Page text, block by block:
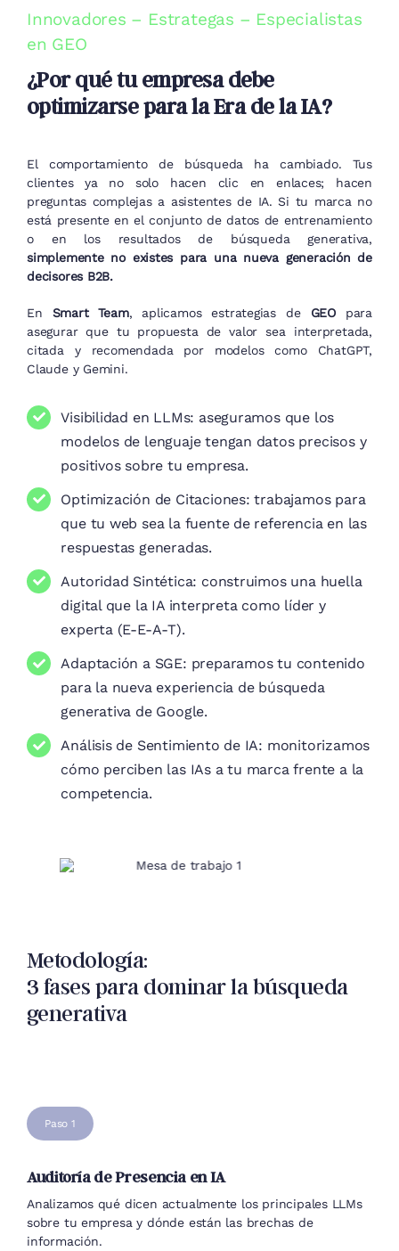
Innovadores – Estrategas – Especialistas
en GEO
¿Por qué tu empresa debe
optimizarse para la Era de la IA?
El comportamiento de búsqueda ha cambiado. Tus
clientes ya no solo hacen clic en enlaces; hacen
preguntas complejas a asistentes de IA. Si tu marca no
está presente en el conjunto de datos de entrenamiento
o en los resultados de búsqueda generativa,
simplemente no existes para una nueva generación de
decisores B2B.
En Smart Team, aplicamos estrategias de GEOpara
asegurar que tu propuesta de valor sea interpretada,
citada y recomendada por modelos como ChatGPT,
Claude y Gemini.
Visibilidad en LLMs: aseguramos que los
modelos de lenguaje tengan datos precisos y
positivos sobre tu empresa.
Optimización de Citaciones: trabajamos para
que tu web sea la fuente de referencia en las
respuestas generadas.
Autoridad Sintética: construimos una huella
digital que la IA interpreta como líder y
experta (E-E-A-T).
Adaptación a SGE: preparamos tu contenido
para la nueva experiencia de búsqueda
generativa de Google.
Análisis de Sentimiento de IA: monitorizamos
cómo perciben las IAs a tu marca frente a la
competencia.
generativa
Auditoría de Presencia en IA
sobre tu empresa y dónde están las brechas de
información.